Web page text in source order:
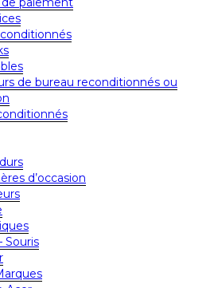
de bureau reconditionnés ou
d’occasion
Souris